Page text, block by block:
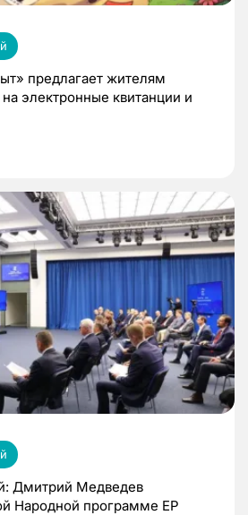
предлагает жителям
электронные квитанции и
Дмитрий Медведев
Народной программе ЕР